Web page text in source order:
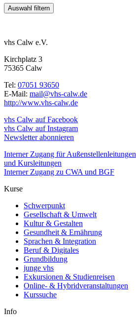
vhs Calw e.V.
Kirchplatz 3
75365 Calw
Tel: 07051 93650
E-Mail: mail@vhs-calw.de
http://www.vhs-calw.de
vhs Calw auf Facebook
vhs Calw auf Instagram
Newsletter abonnieren
Interner Zugang für Außenstellenleitungen
und Kursleitungen
Interner Zugang zu CWA und BGF
Kurse
Schwerpunkt
Gesellschaft & Umwelt
Kultur & Gestalten
Gesundheit & Ernährung
Sprachen & Integration
Beruf & Digitales
Grundbildung
junge vhs
Exkursionen & Studienreisen
Online- & Hybridveranstaltungen
Kurssuche
Info